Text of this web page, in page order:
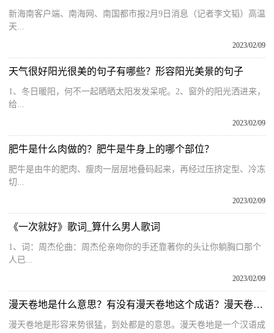
新海南客户端、南海网、南国都市报2月9日消息（记者李文韬）高温
天...
2023/02/09
天气很好阳光很美的句子有哪些？形容阳光美景的句子
1、冬日暖阳，何不一起晒晒太阳发发呆呢。2、窗外的阳光洒进来，
给...
2023/02/09
肥牛是什么肉做的？肥牛是牛身上的哪个部位？
肥牛是由牛的肥肉、瘦肉一层层地叠码起来，再经过压挤定型、冷冻
切...
2023/02/09
《一次就好》歌词_算什么男人歌词
1、词：周杰伦曲：周杰伦亲吻你的手还靠著你的头让你躺胸口那个
人已...
2023/02/09
漫天卷地是什么意思？有没有漫天卷地这个成语？漫天卷地类似的词语
漫天卷地是形容来势很猛，到处都是的意思。漫天卷地是一个汉语成